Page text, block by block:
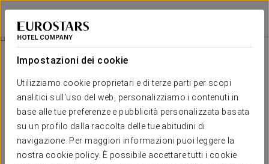
Impostazioni dei cookie
Utilizziamo cookie proprietari e di terze parti per scopi
analitici sull'uso del web, personalizziamo i contenuti in
base alle tue preferenze e pubblicità personalizzata basata
su un profilo dalla raccolta delle tue abitudini di
navigazione. Per maggiori informazioni puoi leggere la
nostra cookie policy. È possibile accettare tutti i cookie
Exe Boston
SARAGOZZA
Esperienza Gastronomica A Km 0